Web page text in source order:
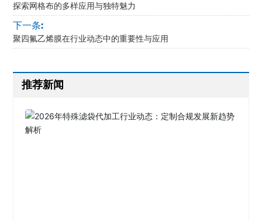
探索网格布的多样应用与独特魅力
下一条:
聚四氟乙烯膜在行业动态中的重要性与应用
推荐新闻